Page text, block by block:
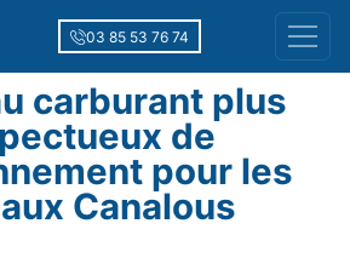
03 85 53 76 74
carburant plus
de
pour les
Canalous